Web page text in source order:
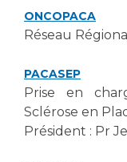
ONCOPACA
Réseau
PACASEP
Prise en
Sclérose en
Président : Pr